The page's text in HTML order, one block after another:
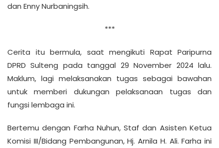
dan Enny Nurbaningsih.
***
Cerita itu bermula, saat mengikuti Rapat Paripurna
DPRD Sulteng pada tanggal 29 November 2024 lalu.
Maklum, lagi melaksanakan tugas sebagai bawahan
untuk memberi dukungan pelaksanaan tugas dan
fungsi lembaga ini.
Bertemu dengan Farha Nuhun, Staf dan Asisten Ketua
Komisi III/Bidang Pembangunan, Hj. Arnila H. Ali. Farha ini